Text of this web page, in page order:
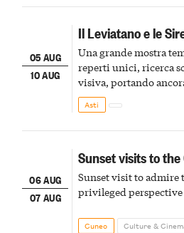
05 AUG
10 AUG
Il Leviatano e le
Una grande mostra
reperti unici, ricerca
visiva, portando
della scena le
Asti
06 AUG
07 AUG
Sunset visits to
Sunset visit to admire
privileged perspective
Cuneo Culture &